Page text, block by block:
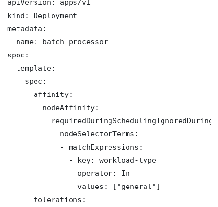
apiVersion: apps/v1
kind: Deployment
metadata:
  name: batch-processor
spec:
  template:
    spec:
      affinity:
        nodeAffinity:
            nodeSelectorTerms:
            - matchExpressions:
              - key: workload-type
                operator: In
                values: ["general"]
      tolerations: